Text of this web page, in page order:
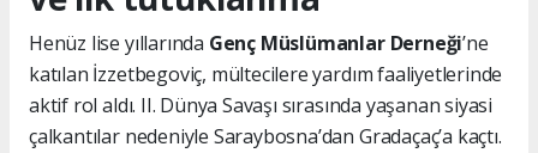
Henüz lise yıllarında Genç Müslümanlar Derneği’ne
katılan İzzetbegoviç, mültecilere yardım faaliyetlerinde
aktif rol aldı. II. Dünya Savaşı sırasında yaşanan siyasi
çalkantılar nedeniyle Saraybosna’dan Gradaçaç’a kaçtı.